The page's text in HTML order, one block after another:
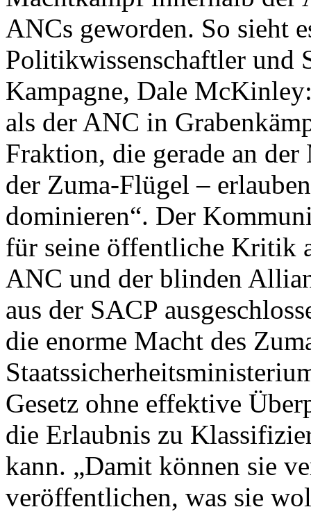
ANCs geworden. So sieht
Politikwissenschaftler und
Kampagne, Dale
als der ANC in
Fraktion, die gerade an
der Zuma-Flügel –
dominieren“. Der
für seine öffentliche Kritik
ANC und der blinden
aus der SACP
die enorme Macht des
Gesetz ohne effektive
die Erlaubnis zu
kann. „Damit können sie
veröffentlichen, was sie